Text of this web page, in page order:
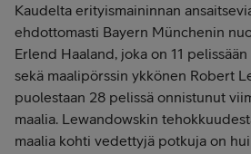
Kaudelta erityismaininnan
ehdottomasti Bayern Münchenin
Erlend Haaland, joka on 11
sekä maalipörssin ykkönen Robert
puolestaan 28 pelissä onnistunut
maalia. Lewandowskin
maalia kohti vedettyjä potkuja on